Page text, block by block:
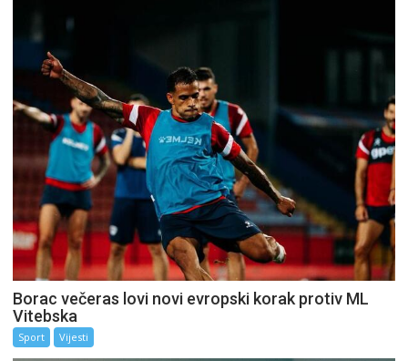
Borac večeras lovi novi evropski korak protiv ML
Vitebska
Sport Vijesti